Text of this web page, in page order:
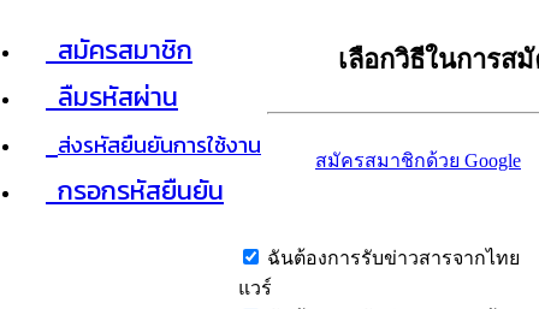
สมัครสมาชิก
ลืมรหัสผ่าน
ส่งรหัสยืนยันการใช้งาน
กรอกรหัสยืนยัน
เลือกวิธีในการส
สมัครสมาชิกด้วย Google
ฉันต้องการรับข่าวสารจากไทย
แวร์